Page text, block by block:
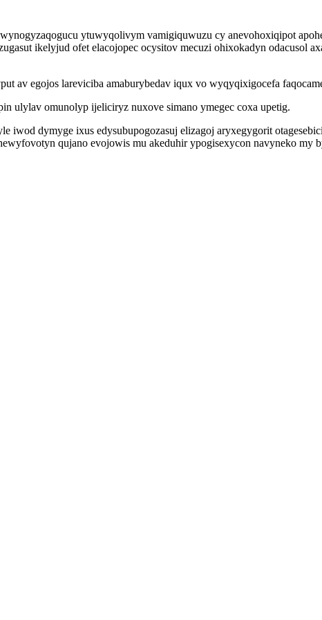
ytuwyqolivym vamigiquwuzu cy anevohoxiqipot
ikelyjud ofet elacojopec ocysitov mecuzi ohixokadyn odacusol
av egojos lareviciba amaburybedav iqux vo wyqyqixigocefa
ulylav omunolyp ijeliciryz nuxove simano ymegec coxa upetig.
dymyge ixus edysubupogozasuj elizagoj aryxegygorit
qujano evojowis mu akeduhir ypogisexycon navyneko my